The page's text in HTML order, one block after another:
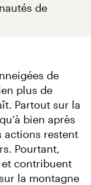
de
de
plus de
Partout sur la
bien après
actions restent
Pourtant,
contribuent
la montagne